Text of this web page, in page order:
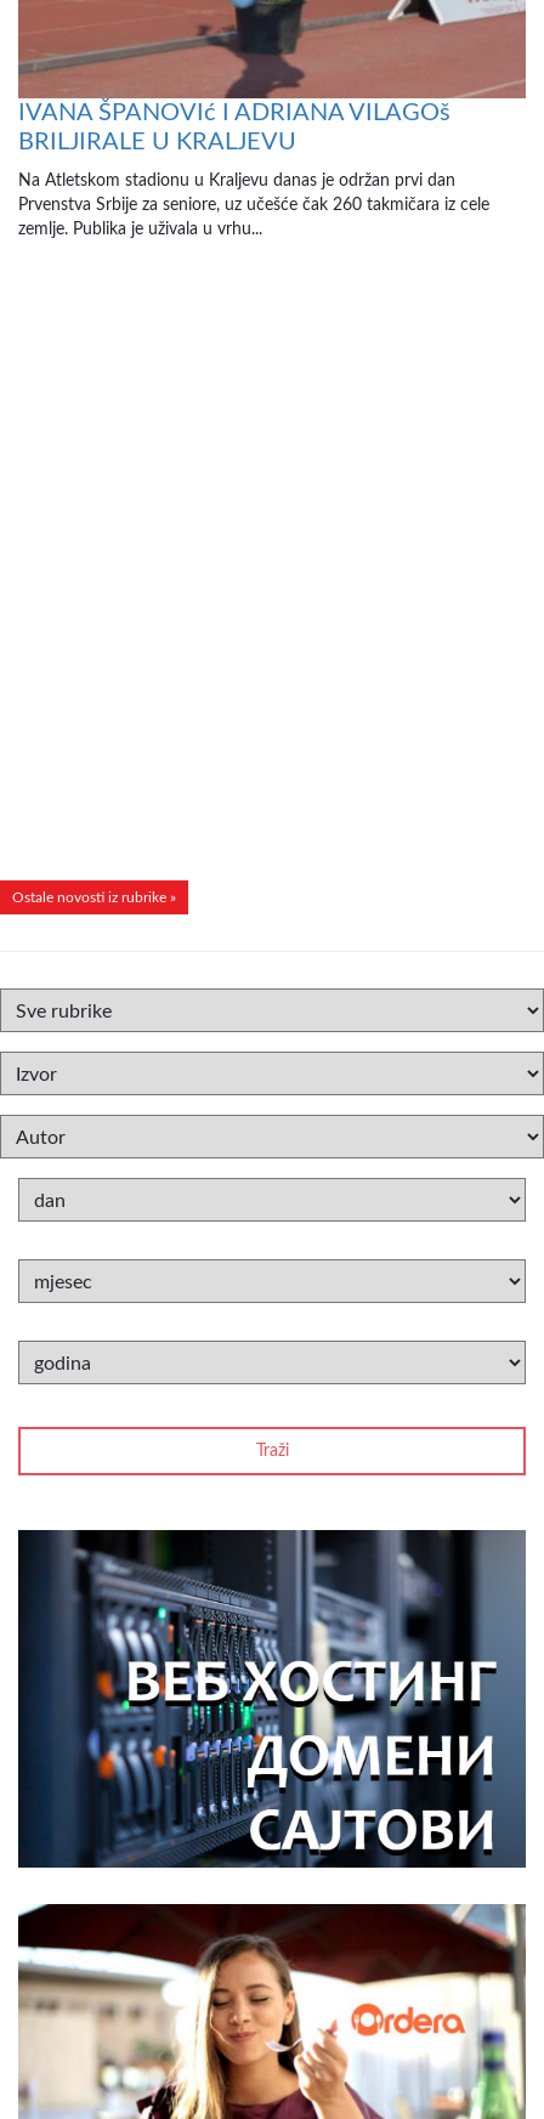
IVANA ŠPANOVIć I ADRIANA VILAGOš
BRILJIRALE U KRALJEVU
Na Atletskom stadionu u Kraljevu danas je održan prvi dan
Prvenstva Srbije za seniore, uz učešće čak 260 takmičara iz cele
zemlje. Publika je uživala u vrhu...
Ostale novosti iz rubrike »